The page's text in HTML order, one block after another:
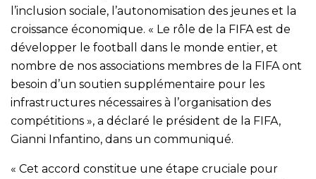
l’inclusion sociale, l’autonomisation des jeunes et la
croissance économique. « Le rôle de la FIFA est de
développer le football dans le monde entier, et
nombre de nos associations membres de la FIFA ont
besoin d’un soutien supplémentaire pour les
infrastructures nécessaires à l’organisation des
compétitions », a déclaré le président de la FIFA,
Gianni Infantino, dans un communiqué.
« Cet accord constitue une étape cruciale pour